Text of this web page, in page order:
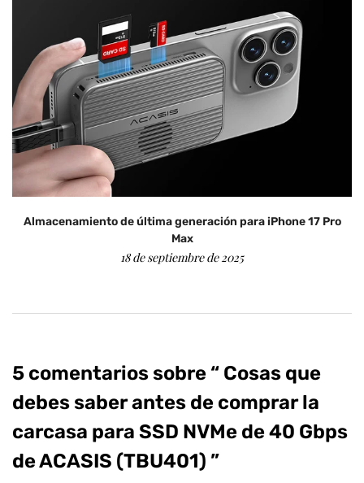
Almacenamiento de última generación para iPhone 17 Pro
Max
18 de septiembre de 2025
5 comentarios sobre “ Cosas que
debes saber antes de comprar la
carcasa para SSD NVMe de 40 Gbps
de ACASIS (TBU401) ”